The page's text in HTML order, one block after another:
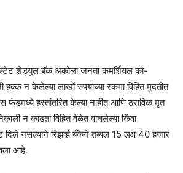
शेड्युल बॅक अकोला जनता कमर्शियल को-
हक्क न केलेल्या लाखों रुपयांच्या रकमा विहित मुदतीत
हस्तांतरित केल्या नाहीत आणि ठराविक मृत
न काढता विहित वेळेत वाचलेल्या किंवा
दिले नसल्याने रिझर्व्ह बँकेने तब्बल 15 लक्ष 40 हजार
आहे.